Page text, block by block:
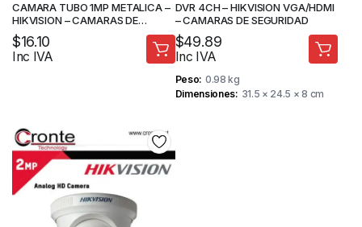
CAMARA TUBO 1MP METALICA –
HIKVISION – CAMARAS DE
SEGURIDAD
$16.10
Inc IVA
DVR 4CH – HIKVISION VGA/HDMI
– CAMARAS DE SEGURIDAD
$49.89
Inc IVA
Peso 0.98 kg
Dimensiones
31.5 × 24.5 × 8 cm